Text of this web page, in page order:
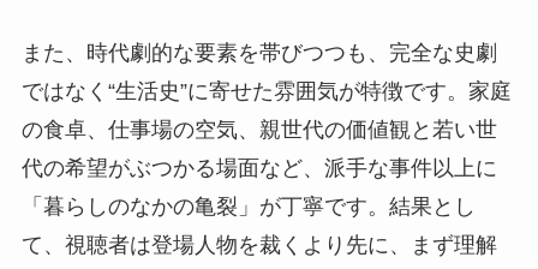
また、時代劇的な要素を帯びつつも、完全な史劇
ではなく“生活史”に寄せた雰囲気が特徴です。家庭
の食卓、仕事場の空気、親世代の価値観と若い世
代の希望がぶつかる場面など、派手な事件以上に
「暮らしのなかの亀裂」が丁寧です。結果とし
て、視聴者は登場人物を裁くより先に、まず理解